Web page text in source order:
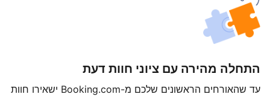
התחלה מהירה עם ציוני חוות דעת
עד שהאורחים הראשונים שלכם מ-Booking.com ישאירו חוות